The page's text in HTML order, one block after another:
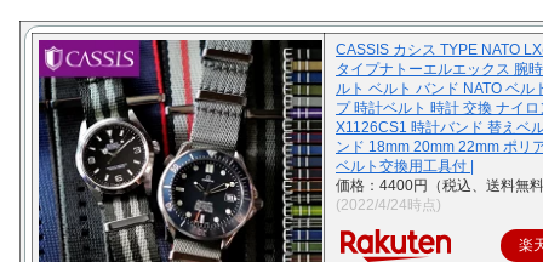
CASSIS カシス TYPE NATO
タイプナトーエルエックス 腕
ルト ベルト バンド NATO ベル
プ 時計ベルト 時計 交換 ナイロ
X1126CS1 時計バンド 替えベ
ンド 18mm 20mm 22mm ポリ
ベルト交換用工具付 |
価格：4400円（税込、送料無
(2022/4/24時点)
楽